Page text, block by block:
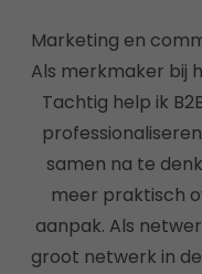
Marketing en
Als merkmaker bij
Tachtig help ik
samen na te
meer praktisch
aanpak. Als
groot netwerk in